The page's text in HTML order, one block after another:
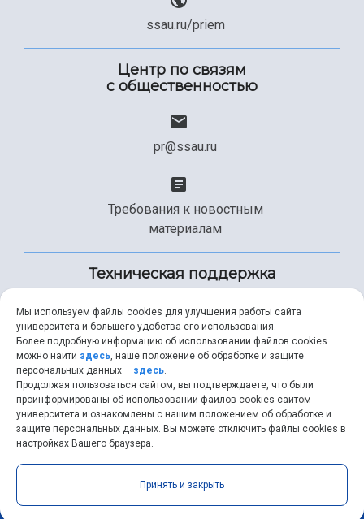
ssau.ru/priem
Центр по связям
с общественностью
pr@ssau.ru
Требования к новостным
материалам
Техническая поддержка
+7 (846) 267-49-99
help@ssau.ru
Самарский университет © 2026 |ssau.ru
RSS
Мы используем файлы cookies для улучшения работы сайта
университета и большего удобства его использования.
Более подробную информацию об использовании файлов cookies
можно найти здесь, наше положение об обработке и защите
персональных данных – здесь.
Продолжая пользоваться сайтом, вы подтверждаете, что были
проинформированы об использовании файлов cookies сайтом
университета и ознакомлены с нашим положением об обработке и
защите персональных данных. Вы можете отключить файлы cookies в
настройках Вашего браузера.
Принять и закрыть